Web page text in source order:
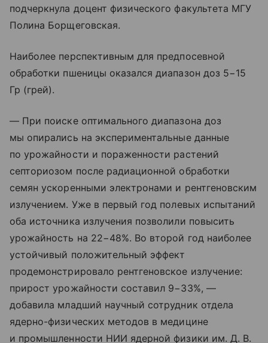
подчеркнула доцент физического факультета МГУ
Полина Борщеговская.
Наиболее перспективным для предпосевной
обработки пшеницы оказался диапазон доз 5−15
Гр (грей).
— При поиске оптимального диапазона доз
мы опирались на экспериментальные данные
по урожайности и пораженности растений
септориозом после радиационной обработки
семян ускоренными электронами и рентгеновским
излучением. Уже в первый год полевых испытаний
оба источника излучения позволили повысить
урожайность на 22−48%. Во второй год наиболее
устойчивый положительный эффект
продемонстрировало рентгеновское излучение:
прирост урожайности составил 9−33%, —
добавила младший научный сотрудник отдела
ядерно-физических методов в медицине
и промышленности НИИ ядерной физики им. Д. В.